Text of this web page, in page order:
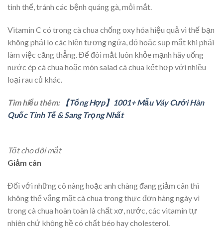
tinh thể, tránh các bệnh quáng gà, mỏi mắt.
Vitamin C có trong cà chua chống oxy hóa hiệu quả vì thế bạn
không phải lo các hiện tượng ngứa, đỏ hoặc sụp mắt khi phải
làm việc căng thẳng. Để đôi mắt luôn khỏe mạnh hãy uống
nước ép cà chua hoặc món salad cà chua kết hợp với nhiều
loại rau củ khác.
Tìm hiểu thêm:
【Tổng Hợp】1001+ Mẫu Váy Cưới Hàn
Quốc Tinh Tế & Sang Trọng Nhất
Tốt cho đôi mắt
Giảm cân
Đối với những cô nàng hoặc anh chàng đang giảm cân thì
không thể vắng mặt cà chua trong thực đơn hàng ngày vì
trong cà chua hoàn toàn là chất xơ, nước, các vitamin tự
nhiên chứ không hề có chất béo hay cholesterol.